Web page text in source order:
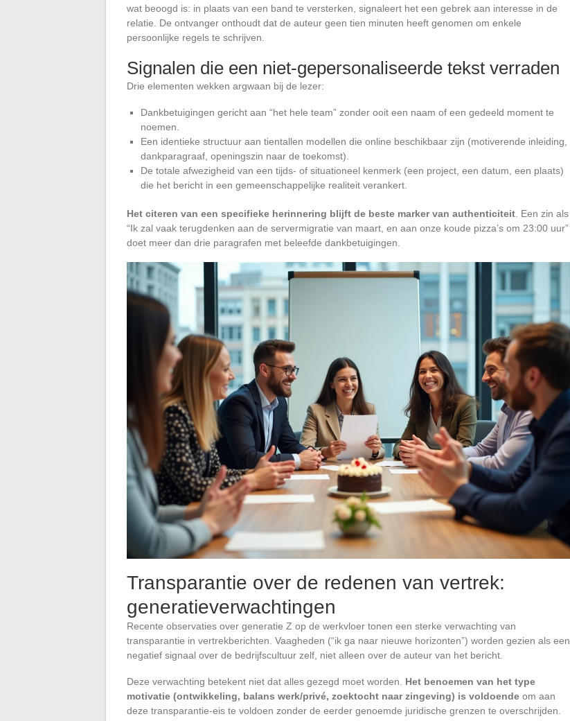
wat beoogd is: in plaats van een band te versterken, signaleert het een gebrek aan interesse in de
relatie. De ontvanger onthoudt dat de auteur geen tien minuten heeft genomen om enkele
persoonlijke regels te schrijven.
Signalen die een niet-gepersonaliseerde tekst verraden
Drie elementen wekken argwaan bij de lezer:
Dankbetuigingen gericht aan “het hele team” zonder ooit een naam of een gedeeld moment te
noemen.
Een identieke structuur aan tientallen modellen die online beschikbaar zijn (motiverende inleiding,
dankparagraaf, openingszin naar de toekomst).
De totale afwezigheid van een tijds- of situationeel kenmerk (een project, een datum, een plaats)
die het bericht in een gemeenschappelijke realiteit verankert.
Het citeren van een specifieke herinnering blijft de beste marker van authenticiteit . Een zin als
“Ik zal vaak terugdenken aan de servermigratie van maart, en aan onze koude pizza’s om 23:00 uur”
doet meer dan drie paragrafen met beleefde dankbetuigingen.
Transparantie over de redenen van vertrek:
generatieverwachtingen
Recente observaties over generatie Z op de werkvloer tonen een sterke verwachting van
transparantie in vertrekberichten. Vaagheden (“ik ga naar nieuwe horizonten”) worden gezien als een
negatief signaal over de bedrijfscultuur zelf, niet alleen over de auteur van het bericht.
Deze verwachting betekent niet dat alles gezegd moet worden. Het benoemen van het type
motivatie (ontwikkeling, balans werk/privé, zoektocht naar zingeving) is voldoende om aan
deze transparantie-eis te voldoen zonder de eerder genoemde juridische grenzen te overschrijden.